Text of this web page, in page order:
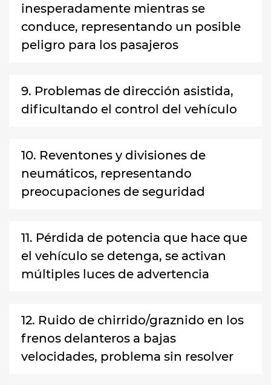
inesperadamente mientras se
conduce, representando un posible
peligro para los pasajeros
9. Problemas de dirección asistida,
dificultando el control del vehículo
10. Reventones y divisiones de
neumáticos, representando
preocupaciones de seguridad
11. Pérdida de potencia que hace que
el vehículo se detenga, se activan
múltiples luces de advertencia
12. Ruido de chirrido/graznido en los
frenos delanteros a bajas
velocidades, problema sin resolver